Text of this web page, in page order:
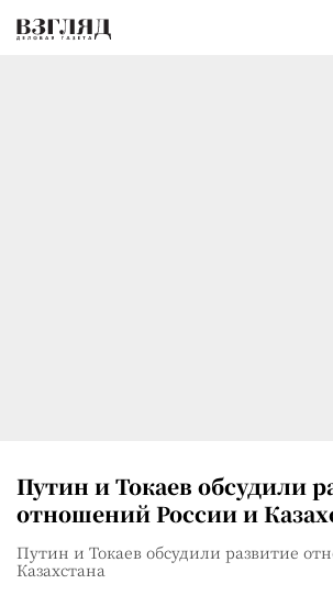
Путин и Токаев обсудили
отношений России и
Путин и Токаев обсудили развитие
Казахстана